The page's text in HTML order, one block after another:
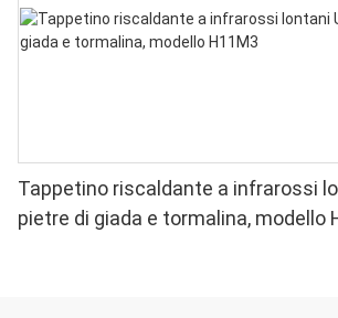
Tappetino riscaldante a infrarossi
pietre di giada e tormalina, modello